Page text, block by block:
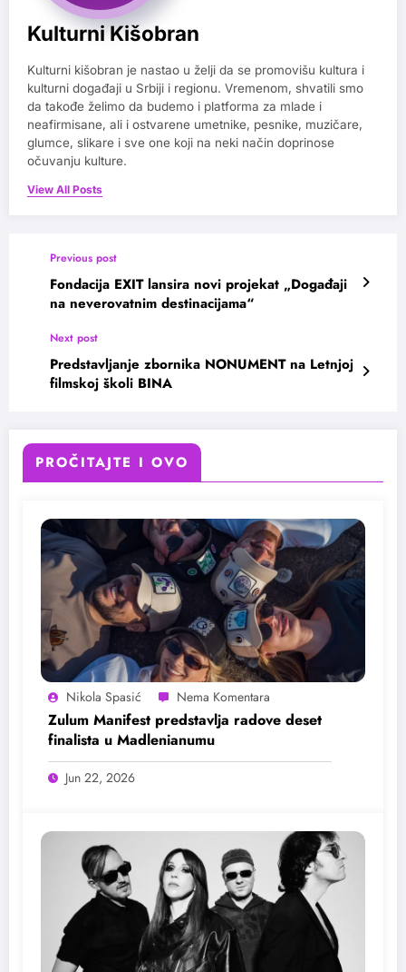
Kulturni Kišobran
Kulturni kišobran je nastao u želji da se promovišu kultura i
kulturni događaji u Srbiji i regionu. Vremenom, shvatili smo
da takođe želimo da budemo i platforma za mlade i
neafirmisane, ali i ostvarene umetnike, pesnike, muzičare,
glumce, slikare i sve one koji na neki način doprinose
očuvanju kulture.
View All Posts
Previous post
Fondacija EXIT lansira novi projekat „Događaji
na neverovatnim destinacijama“
Next post
Predstavljanje zbornika NONUMENT na Letnjoj
filmskoj školi BINA
PROČITAJTE I OVO
Nikola Spasić
Zulum Manifest predstavlja radove deset
finalista u Madlenianumu
Jun 22, 2026